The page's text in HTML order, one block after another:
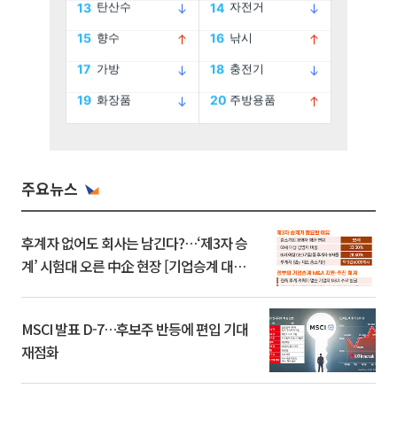
주요뉴스
후계자 없어도 회사는 남긴다?…‘제3자 승
계’ 시험대 오른 中企 현장 [기업승계 대전
MSCI 발표 D-7…후보주 반등에 편입 기대
재점화